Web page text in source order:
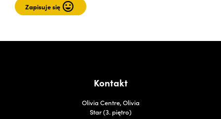
Kontakt
Olivia Centre, Olivia
Star (3. piętro)